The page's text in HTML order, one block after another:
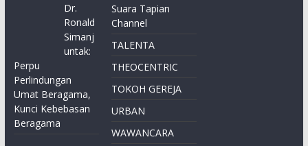
Dr.
Ronald
Simanj
untak:
Perpu
Perlindungan
Umat Beragama,
Kunci Kebebasan
Beragama
Suara Tapian
Channel
TALENTA
THEOCENTRIC
TOKOH GEREJA
URBAN
WAWANCARA